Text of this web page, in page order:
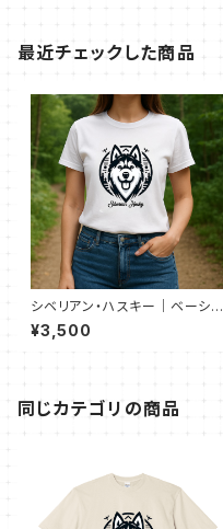
最近チェックした商品
シベリアン・ハスキー｜ベーシッ
クTシャツ（全52色）
¥3,500
同じカテゴリの商品